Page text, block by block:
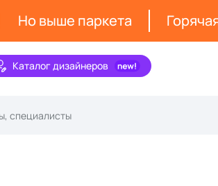
Но выше паркета
Каталог дизайнеров